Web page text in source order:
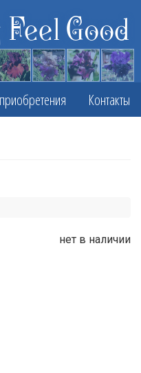
Good
Контакты
нет в наличии